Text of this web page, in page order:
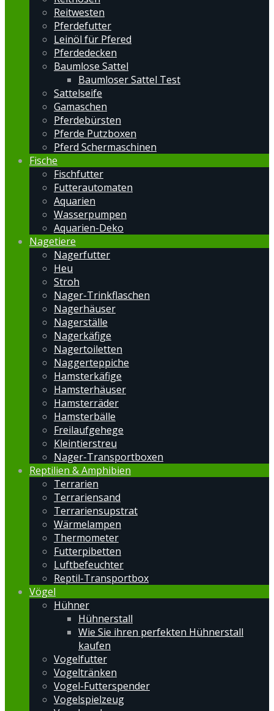
Reitwesten
Pferdefutter
Leinöl für Pfered
Pferdedecken
Baumlose Sattel
Baumloser Sattel Test
Sattelseife
Gamaschen
Pferdebürsten
Pferde Putzboxen
Pferd Schermaschinen
Fische
Fischfutter
Futterautomaten
Aquarien
Wasserpumpen
Aquarien-Deko
Nagetiere
Nagerfutter
Heu
Stroh
Nager-Trinkflaschen
Nagerhäuser
Nagerställe
Nagerkäfige
Nagertoiletten
Naggerteppiche
Hamsterkäfige
Hamsterhäuser
Hamsterräder
Hamsterbälle
Freilaufgehege
Kleintierstreu
Nager-Transportboxen
Reptilien & Amphibien
Terrarien
Terrariensand
Terrariensupstrat
Wärmelampen
Thermometer
Futterpibetten
Luftbefeuchter
Reptil-Transportbox
Vögel
Hühner
Hühnerstall
Wie Sie ihren perfekten Hühnerstall
kaufen
Vogelfutter
Vogeltränken
Vogel-Futterspender
Vogelspielzeug